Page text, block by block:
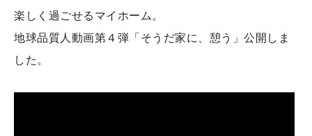
楽しく過ごせるマイホーム。
地球品質人動画第４弾「そうだ家に、憩う」公開しま
した。